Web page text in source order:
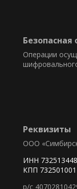
Безопасная
Реквизиты
ООО
ИНН
КПП 732501001
р/с